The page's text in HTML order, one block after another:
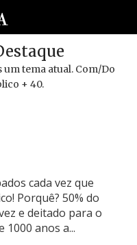
tema atual. Com/Do
+ 40.
cada vez que
Porquê? 50% do
e deitado para o
1000 anos a...